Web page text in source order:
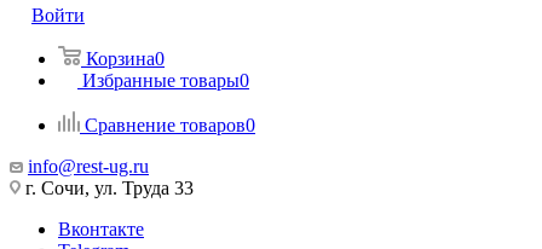
Войти
Корзина0
Избранные товары0
Сравнение товаров0
info@rest-ug.ru
г. Сочи, ул. Труда 33
Вконтакте